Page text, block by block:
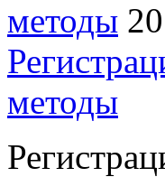
методы
методы